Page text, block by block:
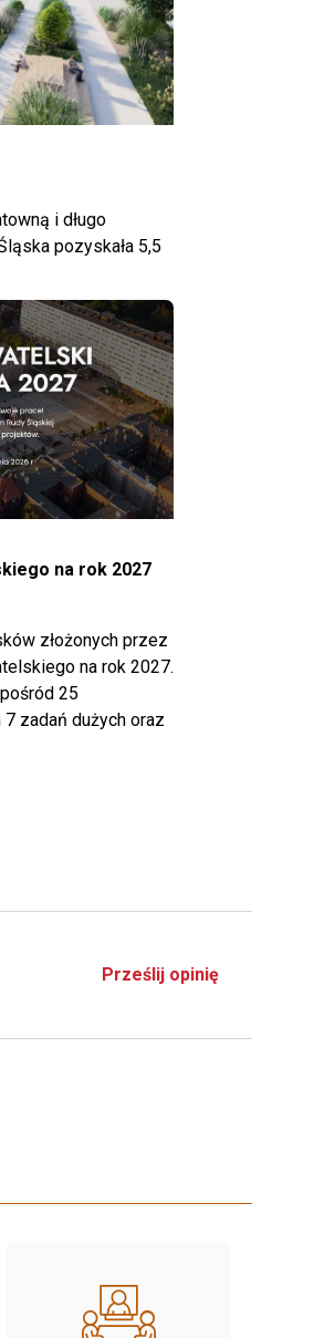
i długo
pozyskała 5,5
na rok 2027
złożonych przez
na rok 2027.
25
zadań dużych oraz
Prześlij opinię